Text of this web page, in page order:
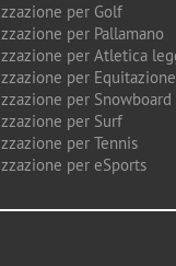
per Golf
per Pallamano
per Atletica
per Equitazione
per Snowboard
per Surf
per Tennis
per eSports